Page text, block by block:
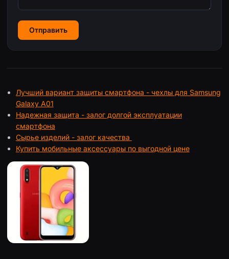
Отправить
Лучший вариант защиты смартфона - чехлы для Samsung
Galaxy A01
Надежная защита - залог долгой эксплуатации
смартфона
Сырье изделий - залог качества
Купить мобильные аксессуары по выгодной цене